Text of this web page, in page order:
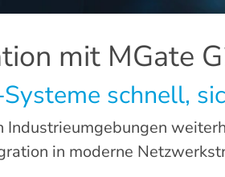
mit MGate
schnell,
in moderne